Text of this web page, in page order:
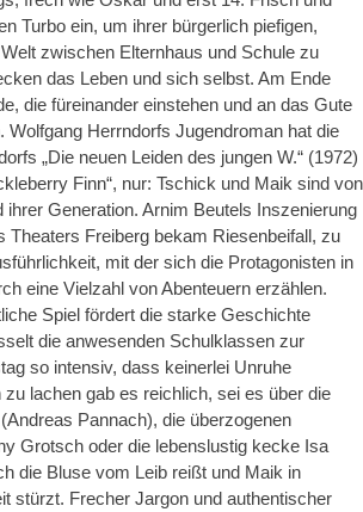
Turbo ein, um ihrer bürgerlich piefigen,
zwischen Elternhaus und Schule zu
das Leben und sich selbst. Am Ende
die füreinander einstehen und an das Gute
Wolfgang Herrndorfs Jugendroman hat die
„Die neuen Leiden des jungen W.“ (1972)
Finn“, nur: Tschick und Maik sind von
ihrer Generation. Arnim Beutels Inszenierung
Theaters Freiberg bekam Riesenbeifall, zu
mit der sich die Protagonisten in
eine Vielzahl von Abenteuern erzählen.
Spiel fördert die starke Geschichte
die anwesenden Schulklassen zur
so intensiv, dass keinerlei Unruhe
lachen gab es reichlich, sei es über die
Pannach), die überzogenen
Grotsch oder die lebenslustig kecke Isa
die Bluse vom Leib reißt und Maik in
stürzt. Frecher Jargon und authentischer